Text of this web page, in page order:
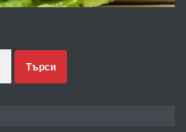
градина!
Търси